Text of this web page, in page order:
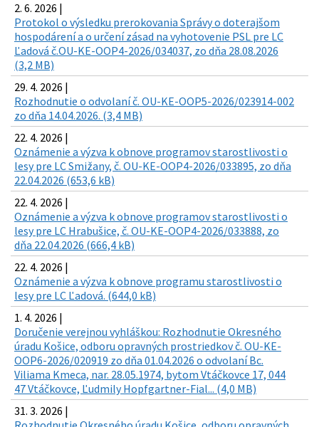
2. 6. 2026 |
Protokol o výsledku prerokovania Správy o doterajšom
hospodárení a o určení zásad na vyhotovenie PSL pre LC
Ľadová č.OU-KE-OOP4-2026/034037, zo dňa 28.08.2026
(3,2 MB)
29. 4. 2026 |
Rozhodnutie o odvolaní č. OU-KE-OOP5-2026/023914-002
zo dňa 14.04.2026. (3,4 MB)
22. 4. 2026 |
Oznámenie a výzva k obnove programov starostlivosti o
lesy pre LC Smižany, č. OU-KE-OOP4-2026/033895, zo dňa
22.04.2026 (653,6 kB)
22. 4. 2026 |
Oznámenie a výzva k obnove programov starostlivosti o
lesy pre LC Hrabušice, č. OU-KE-OOP4-2026/033888, zo
dňa 22.04.2026 (666,4 kB)
22. 4. 2026 |
Oznámenie a výzva k obnove programu starostlivosti o
lesy pre LC Ľadová. (644,0 kB)
1. 4. 2026 |
Doručenie verejnou vyhláškou: Rozhodnutie Okresného
úradu Košice, odboru opravných prostriedkov č. OU-KE-
OOP6-2026/020919 zo dňa 01.04.2026 o odvolaní Bc.
Viliama Kmeca, nar. 28.05.1974, bytom Vtáčkovce 17, 044
47 Vtáčkovce, Ľudmily Hopfgartner-Fial... (4,0 MB)
31. 3. 2026 |